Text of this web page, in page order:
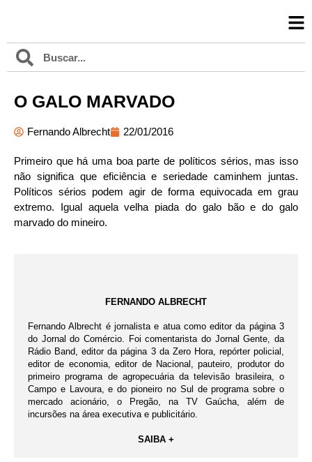
O GALO MARVADO
Fernando Albrecht 22/01/2016
Primeiro que há uma boa parte de políticos sérios, mas isso
não significa que eficiência e seriedade caminhem juntas.
Políticos sérios podem agir de forma equivocada em grau
extremo. Igual aquela velha piada do galo bão e do galo
marvado do mineiro.
FERNANDO ALBRECHT
Fernando Albrecht é jornalista e atua como editor da página 3
do Jornal do Comércio. Foi comentarista do Jornal Gente, da
Rádio Band, editor da página 3 da Zero Hora, repórter policial,
editor de economia, editor de Nacional, pauteiro, produtor do
primeiro programa de agropecuária da televisão brasileira, o
Campo e Lavoura, e do pioneiro no Sul de programa sobre o
mercado acionário, o Pregão, na TV Gaúcha, além de
incursões na área executiva e publicitário.
SAIBA +